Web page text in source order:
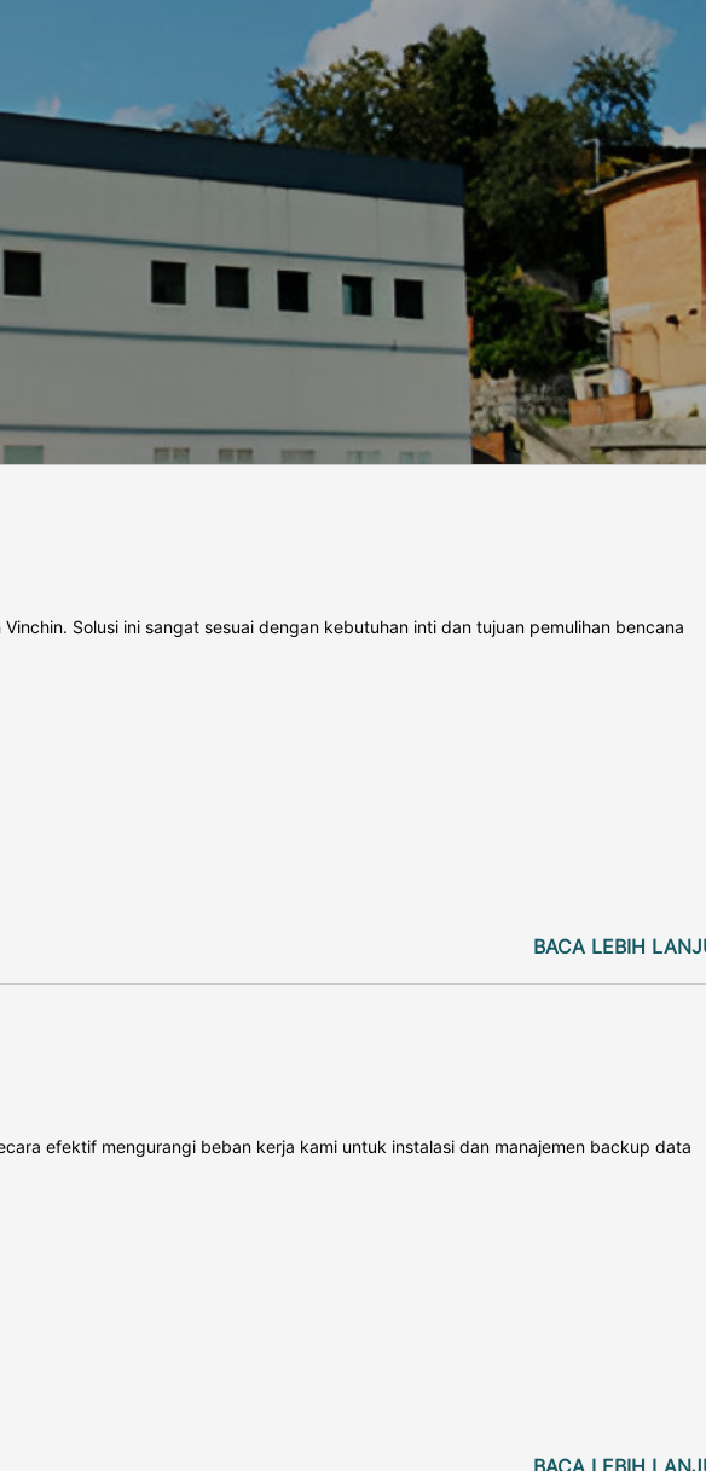
Solusi ini sangat sesuai dengan kebutuhan inti dan tujuan pemulihan bencana
BACA LEBIH
efektif mengurangi beban kerja kami untuk instalasi dan manajemen backup data
BACA LEBIH